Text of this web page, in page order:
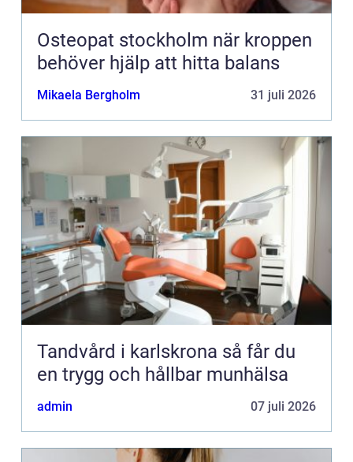
Osteopat stockholm när kroppen
behöver hjälp att hitta balans
Mikaela Bergholm 31 juli 2026
Tandvård i karlskrona så får du
en trygg och hållbar munhälsa
admin 07 juli 2026